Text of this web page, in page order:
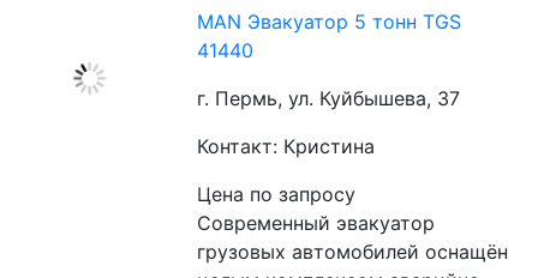
MAN Эвакуатор 5 тонн TGS
41440
г. Пермь, ул. Куйбышева, 37
Контакт: Кристина
Цена по запросу
Современный эвакуатор
грузовых автомобилей оснащён